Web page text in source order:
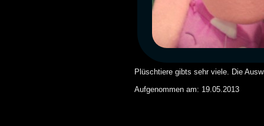
Plüschtiere gibts sehr viele. Die
Aufgenommen am: 19.05.2013